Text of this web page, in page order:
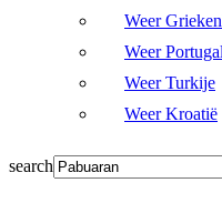
Weer
Weer Portugal
Weer Turkije
Weer Kroatië
search